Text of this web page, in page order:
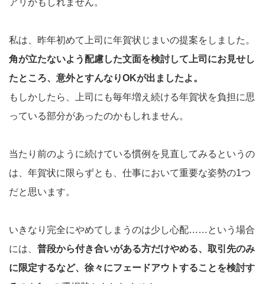
私は、昨年初めて上司に年賀状じまいの提案をしました。
角が立たないよう配慮した文面を検討して上司にお見せし
たところ、意外とすんなりOKが出ましたよ。
もしかしたら、上司にも毎年増え続ける年賀状を負担に思
っている部分があったのかもしれません。
当たり前のように続けている慣例を見直してみるというの
は、年賀状に限らずとも、仕事において重要な姿勢の1つ
だと思います。
いきなり完全にやめてしまうのは少し心配……という場合
には、 普段から付き合いがある方だけやめる、取引先のみ
に限定するなど、徐々にフェードアウトすることを検討す